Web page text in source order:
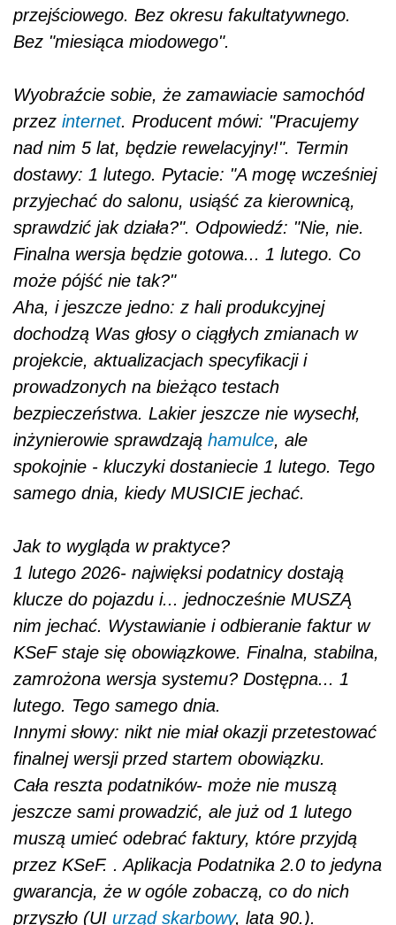
przejściowego. Bez okresu fakultatywnego.
Bez "miesiąca miodowego".
Wyobraźcie sobie, że zamawiacie samochód
przez internet. Producent mówi: "Pracujemy
nad nim 5 lat, będzie rewelacyjny!". Termin
dostawy: 1 lutego. Pytacie: "A mogę wcześniej
przyjechać do salonu, usiąść za kierownicą,
sprawdzić jak działa?". Odpowiedź: "Nie, nie.
Finalna wersja będzie gotowa... 1 lutego. Co
może pójść nie tak?"
Aha, i jeszcze jedno: z hali produkcyjnej
dochodzą Was głosy o ciągłych zmianach w
projekcie, aktualizacjach specyfikacji i
prowadzonych na bieżąco testach
bezpieczeństwa. Lakier jeszcze nie wysechł,
inżynierowie sprawdzają hamulce, ale
spokojnie - kluczyki dostaniecie 1 lutego. Tego
samego dnia, kiedy MUSICIE jechać.
Jak to wygląda w praktyce?
1 lutego 2026- najwięksi podatnicy dostają
klucze do pojazdu i... jednocześnie MUSZĄ
nim jechać. Wystawianie i odbieranie faktur w
KSeF staje się obowiązkowe. Finalna, stabilna,
zamrożona wersja systemu? Dostępna... 1
lutego. Tego samego dnia.
Innymi słowy: nikt nie miał okazji przetestować
finalnej wersji przed startem obowiązku.
Cała reszta podatników- może nie muszą
jeszcze sami prowadzić, ale już od 1 lutego
muszą umieć odebrać faktury, które przyjdą
przez KSeF. . Aplikacja Podatnika 2.0 to jedyna
gwarancja, że w ogóle zobaczą, co do nich
przyszło (UI urząd skarbowy, lata 90.).